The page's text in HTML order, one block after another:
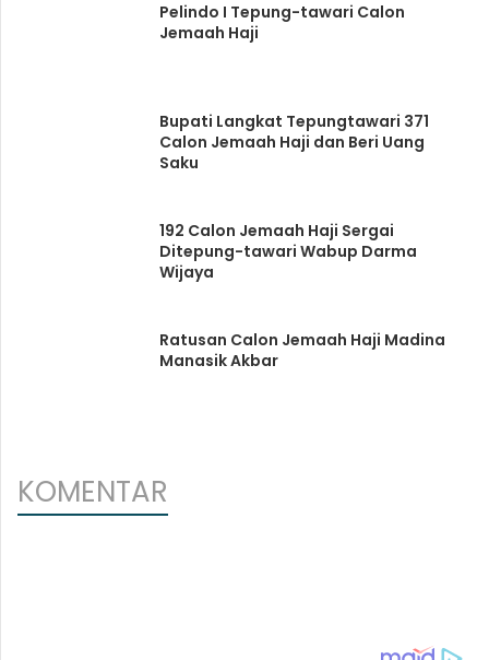
Pelindo I Tepung-tawari Calon
Jemaah Haji
Bupati Langkat Tepungtawari 371
Calon Jemaah Haji dan Beri Uang
Saku
192 Calon Jemaah Haji Sergai
Ditepung-tawari Wabup Darma
Wijaya
Ratusan Calon Jemaah Haji Madina
Manasik Akbar
KOMENTAR